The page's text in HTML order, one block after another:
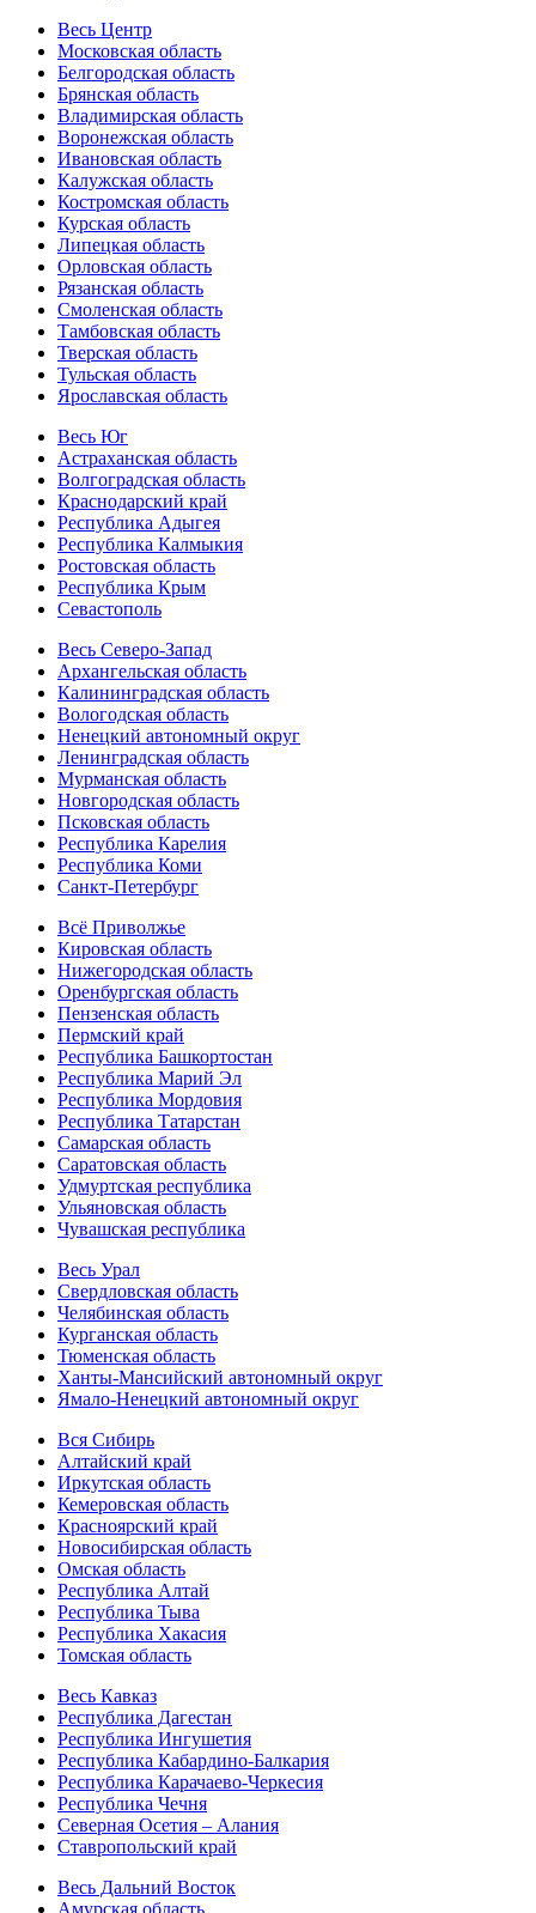
Весь Центр
Московская область
Белгородская область
Брянская область
Владимирская область
Воронежская область
Ивановская область
Калужская область
Костромская область
Курская область
Липецкая область
Орловская область
Рязанская область
Смоленская область
Тамбовская область
Тверская область
Тульская область
Ярославская область
Весь Юг
Астраханская область
Волгоградская область
Краснодарский край
Республика Адыгея
Республика Калмыкия
Ростовская область
Республика Крым
Севастополь
Весь Северо-Запад
Архангельская область
Калининградская область
Вологодская область
Ненецкий автономный округ
Ленинградская область
Мурманская область
Новгородская область
Псковская область
Республика Карелия
Республика Коми
Санкт-Петербург
Всё Приволжье
Кировская область
Нижегородская область
Оренбургская область
Пензенская область
Пермский край
Республика Башкортостан
Республика Марий Эл
Республика Мордовия
Республика Татарстан
Самарская область
Саратовская область
Удмуртская республика
Ульяновская область
Чувашская республика
Весь Урал
Свердловская область
Челябинская область
Курганская область
Тюменская область
Ханты-Мансийский автономный округ
Ямало-Ненецкий автономный округ
Вся Сибирь
Алтайский край
Иркутская область
Кемеровская область
Красноярский край
Новосибирская область
Омская область
Республика Алтай
Республика Тыва
Республика Хакасия
Томская область
Весь Кавказ
Республика Дагестан
Республика Ингушетия
Республика Кабардино-Балкария
Республика Карачаево-Черкесия
Республика Чечня
Северная Осетия – Алания
Ставропольский край
Весь Дальний Восток
Амурская область